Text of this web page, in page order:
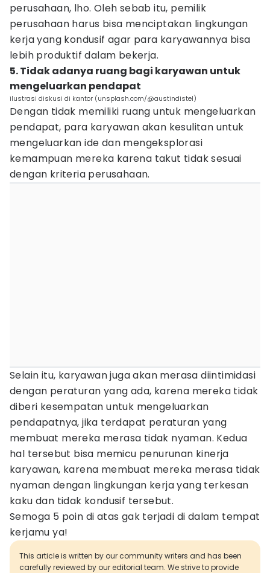
perusahaan, lho. Oleh sebab itu, pemilik
perusahaan harus bisa menciptakan lingkungan
kerja yang kondusif agar para karyawannya bisa
lebih produktif dalam bekerja.
5. Tidak adanya ruang bagi karyawan untuk
mengeluarkan pendapat
ilustrasi diskusi di kantor (unsplash.com/@austindistel)
Dengan tidak memiliki ruang untuk mengeluarkan
pendapat, para karyawan akan kesulitan untuk
mengeluarkan ide dan mengeksplorasi
kemampuan mereka karena takut tidak sesuai
dengan kriteria perusahaan.
Selain itu, karyawan juga akan merasa diintimidasi
dengan peraturan yang ada, karena mereka tidak
diberi kesempatan untuk mengeluarkan
pendapatnya, jika terdapat peraturan yang
membuat mereka merasa tidak nyaman. Kedua
hal tersebut bisa memicu penurunan kinerja
karyawan, karena membuat mereka merasa tidak
nyaman dengan lingkungan kerja yang terkesan
kaku dan tidak kondusif tersebut.
Semoga 5 poin di atas gak terjadi di dalam tempat
kerjamu ya!
This article is written by our community writers and has been
carefully reviewed by our editorial team. We strive to provide